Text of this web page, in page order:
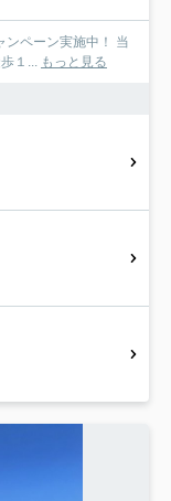
ンペーン実施中！ 当
１... もっと見る